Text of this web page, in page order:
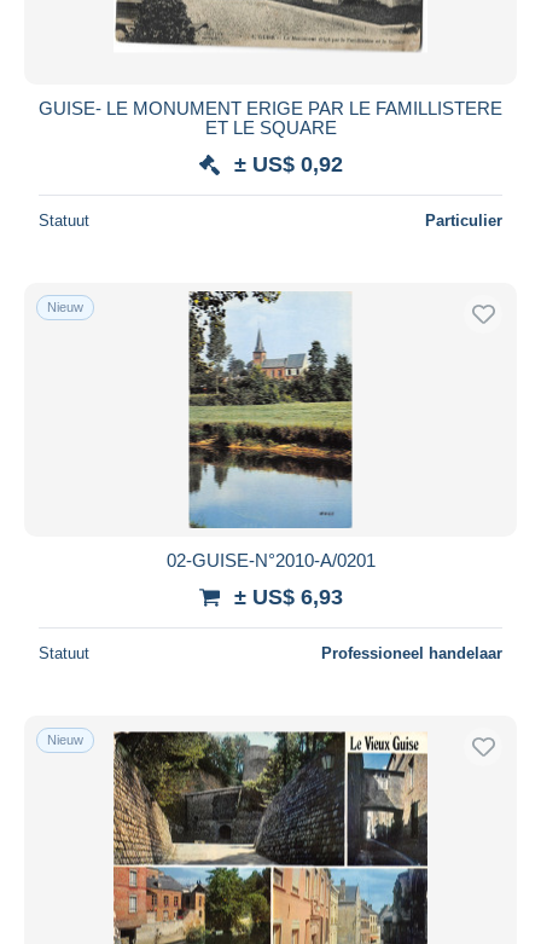
GUISE- LE MONUMENT ERIGE PAR LE FAMILLISTERE
ET LE SQUARE
± US$ 0,92
Statuut Particulier
Nieuw
02-GUISE-N°2010-A/0201
± US$ 6,93
Statuut Professioneel handelaar
Nieuw